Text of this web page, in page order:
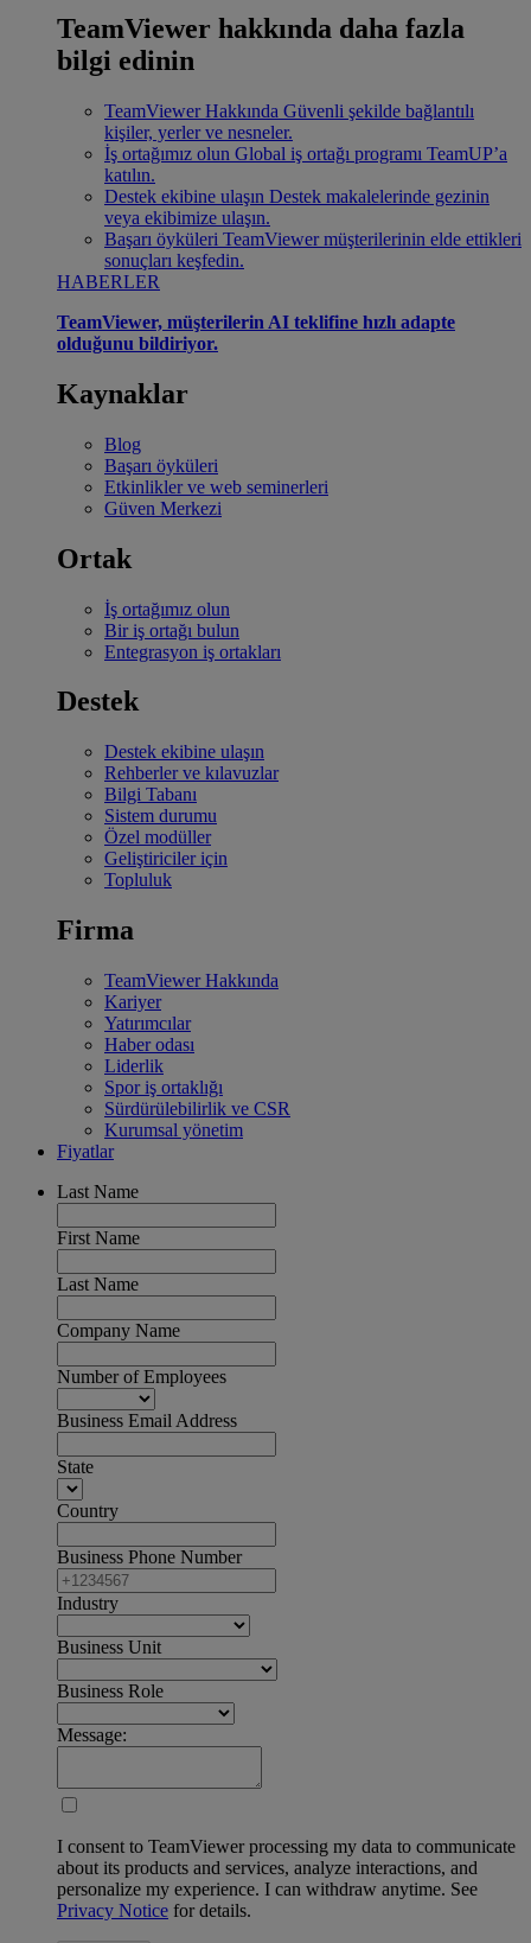
TeamViewer hakkında daha fazla
bilgi edinin
TeamViewer Hakkında Güvenli şekilde bağlantılı
kişiler, yerler ve nesneler.
İş ortağımız olun Global iş ortağı programı TeamUP’a
katılın.
Destek ekibine ulaşın Destek makalelerinde gezinin
veya ekibimize ulaşın.
Başarı öyküleri TeamViewer müşterilerinin elde ettikleri
sonuçları keşfedin.
HABERLER
TeamViewer, müşterilerin AI teklifine hızlı adapte
olduğunu bildiriyor.
Kaynaklar
Blog
Başarı öyküleri
Etkinlikler ve web seminerleri
Güven Merkezi
Ortak
İş ortağımız olun
Bir iş ortağı bulun
Entegrasyon iş ortakları
Destek
Destek ekibine ulaşın
Rehberler ve kılavuzlar
Bilgi Tabanı
Sistem durumu
Özel modüller
Geliştiriciler için
Topluluk
Firma
TeamViewer Hakkında
Kariyer
Yatırımcılar
Haber odası
Liderlik
Spor iş ortaklığı
Sürdürülebilirlik ve CSR
Kurumsal yönetim
Fiyatlar
Last Name
First Name
Last Name
Company Name
Number of Employees
Business Email Address
State
Country
Business Phone Number
Industry
Business Unit
Business Role
Message:
I consent to TeamViewer processing my data to communicate
about its products and services, analyze interactions, and
personalize my experience. I can withdraw anytime. See
Privacy Notice for details.